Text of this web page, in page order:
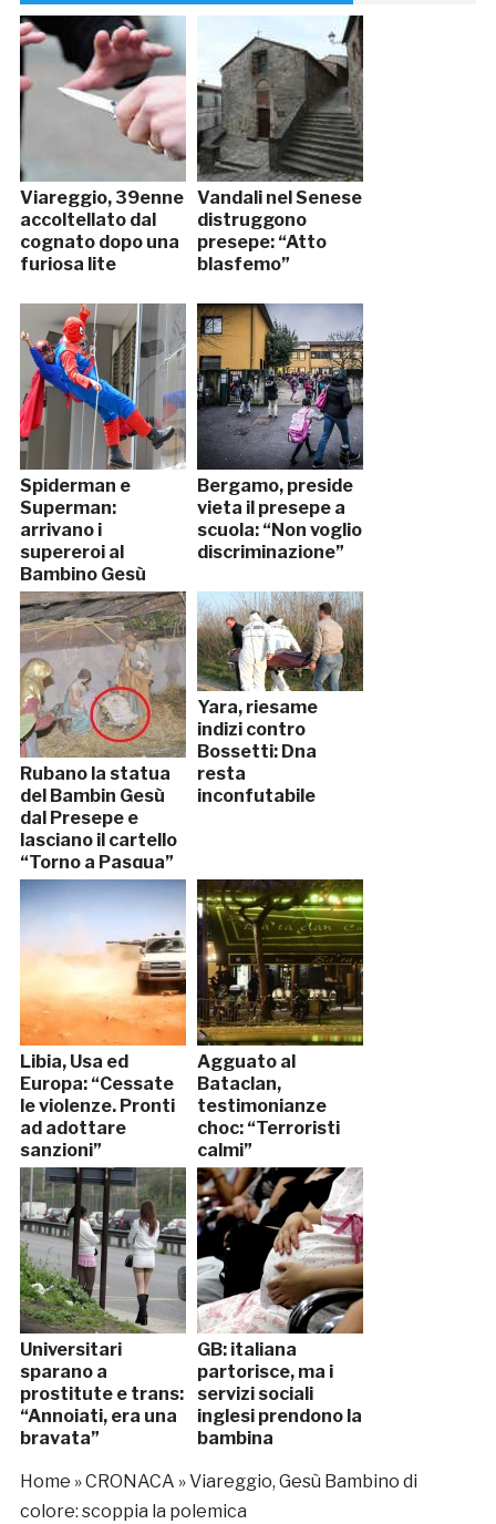
Viareggio, 39enne
accoltellato dal
cognato dopo una
furiosa lite
Vandali nel Senese
distruggono
presepe: “Atto
blasfemo”
Spiderman e
Superman:
arrivano i
supereroi al
Bambino Gesù
Bergamo, preside
vieta il presepe a
scuola: “Non voglio
discriminazione”
Rubano la statua
del Bambin Gesù
dal Presepe e
lasciano il cartello
“Torno a Pasqua”
Yara, riesame
indizi contro
Bossetti: Dna
resta
inconfutabile
Libia, Usa ed
Europa: “Cessate
le violenze. Pronti
ad adottare
sanzioni”
Agguato al
Bataclan,
testimonianze
choc: “Terroristi
calmi”
Universitari
sparano a
prostitute e trans:
“Annoiati, era una
bravata”
GB: italiana
partorisce, ma i
servizi sociali
inglesi prendono la
bambina
Home »CRONACA »Viareggio, Gesù Bambino di
colore: scoppia la polemica